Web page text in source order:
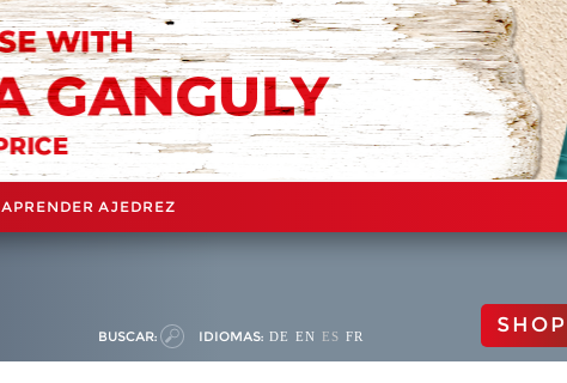
APRENDER AJEDREZ
BUSCAR: IDIOMAS: DE EN ES FR SHOP